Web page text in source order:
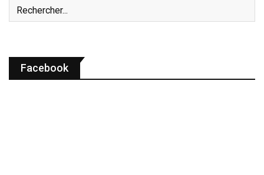
Facebook